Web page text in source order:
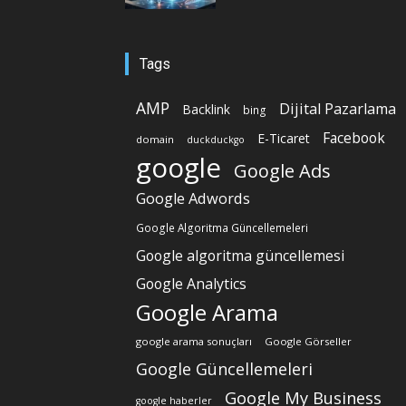
Tags
AMP Backlink bing Dijital Pazarlama
domain duckduckgo E-Ticaret Facebook
google Google Ads
Google Adwords
Google Algoritma Güncellemeleri
Google algoritma güncellemesi
Google Analytics
Google Arama
google arama sonuçları Google Görseller
Google Güncellemeleri
google haberler Google My Business